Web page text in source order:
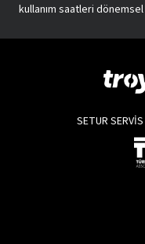
kullanım saatleri
SETUR